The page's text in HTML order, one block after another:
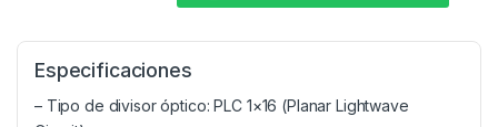
Especificaciones
– Tipo de divisor óptico: PLC 1×16 (Planar Lightwave